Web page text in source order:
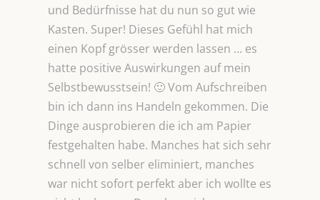
und Bedürfnisse hat du nun so gut wie
Kasten. Super! Dieses Gefühl hat mich
einen Kopf grösser werden lassen … es
hatte positive Auswirkungen auf mein
Selbstbewusstsein! 🙂 Vom Aufschreiben
bin ich dann ins Handeln gekommen. Die
Dinge ausprobieren die ich am Papier
festgehalten habe. Manches hat sich sehr
schnell von selber eliminiert, manches
war nicht sofort perfekt aber ich wollte es